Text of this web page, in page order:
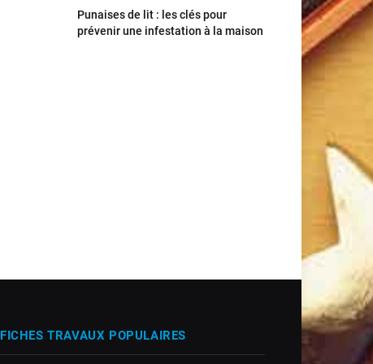
Punaises de lit : les clés pour
prévenir une infestation à la maison
FICHES TRAVAUX POPULAIRES